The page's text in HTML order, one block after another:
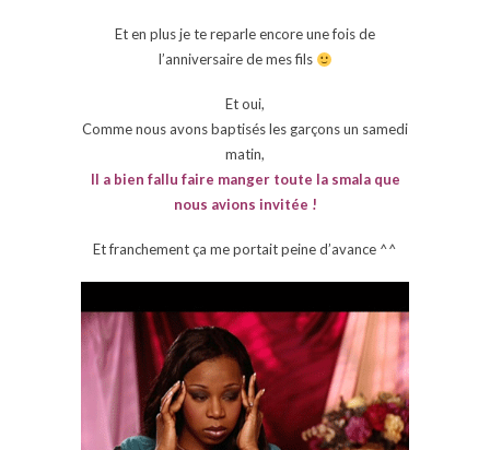
Et en plus je te reparle encore une fois de
l’anniversaire de mes fils
Et oui,
Comme nous avons baptisés les garçons un samedi
matin,
Il a bien fallu faire manger toute la smala que
nous avions invitée !
Et franchement ça me portait peine d’avance ^^